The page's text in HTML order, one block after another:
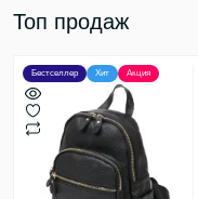
Топ продаж
Бестселлер Хит Акция